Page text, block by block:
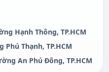
Hạnh Thông, TP.HCM
Thạnh, TP.HCM
An Phú Đông, TP.HCM